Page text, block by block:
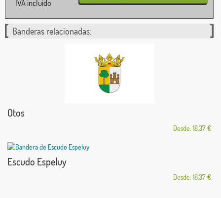
IVA incluido
Banderas relacionadas:
Otos
Desde: 18,37 €
Escudo Espeluy
Desde: 18,37 €